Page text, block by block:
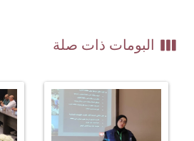
view_week البومات ذات صلة